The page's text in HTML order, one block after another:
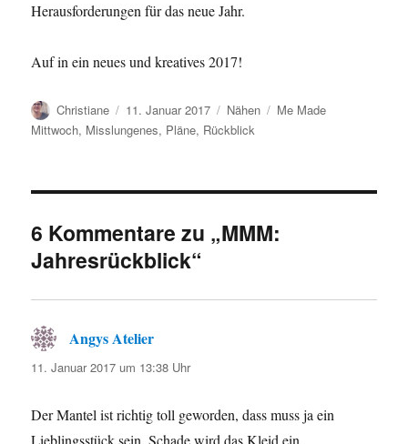
Herausforderungen für das neue Jahr.
Auf in ein neues und kreatives 2017!
Autor
Christiane
Veröffentlicht
am
11. Januar 2017 Kategorien
Nähen Schlagwörter
Me Made
Mittwoch, Misslungenes, Pläne, Rückblick
6 Kommentare zu „MMM:
Jahresrückblick“
Angys Atelier
11. Januar 2017 um 13:38 Uhr
Der Mantel ist richtig toll geworden, dass muss ja ein
Lieblingsstück sein. Schade wird das Kleid ein